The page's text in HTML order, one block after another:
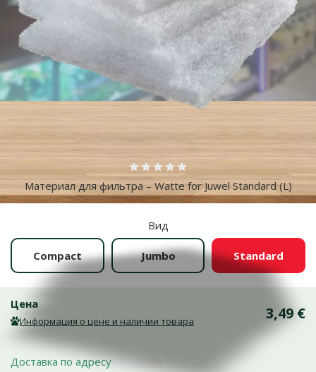
Материал для фильтра – Watte for Juwel Standard (L)
Оценка 0%
Вид
Compact Jumbo Standard
Цена
Информация о цене и наличии товара 3,49 €
Доставка по адресу
Больше фотографий